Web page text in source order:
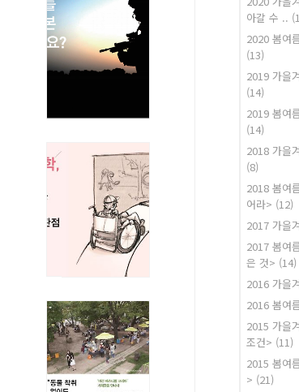
아갈 수 ..
2020 봄여
(13)
2019 가을
(14)
2019 봄여
(14)
2018 가을
(8)
2018 봄여
어라> (12)
2017 가을
2017 봄여
은 것> (14)
2016 가을
2016 봄여
2015 가을
조건> (11)
2015 봄여
> (21)